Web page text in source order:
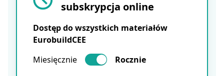
subskrypcja online
Dostęp do wszystkich materiałów
EurobuildCEE
Miesięcznie
Rocznie